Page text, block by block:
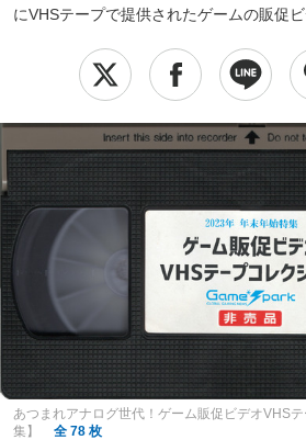
にVHSテープで提供されたゲームの販促ビ
あつまれアナログ世代！ゲーム販促ビデオVHS
集】
全 78 枚